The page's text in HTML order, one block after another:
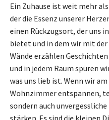
Ein Zuhause ist weit mehr
der die Essenz unserer
einen Rückzugsort, der uns
bietet und in dem wir mit
Wände erzählen
und in jedem Raum spüren
was uns lieb ist. Wenn wir
Wohnzimmer entspannen,
sondern auch
stärken. Es sind die kleinen